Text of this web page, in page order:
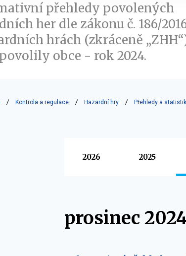
přehledy povolených
her dle zákonu č. 186/
hrách (zkráceně
obce - rok 2024.
Kontrola a regulace Hazardní hry Přehledy a
2026 2025
prosinec